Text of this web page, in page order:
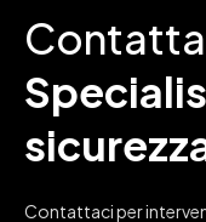
Contattaci per